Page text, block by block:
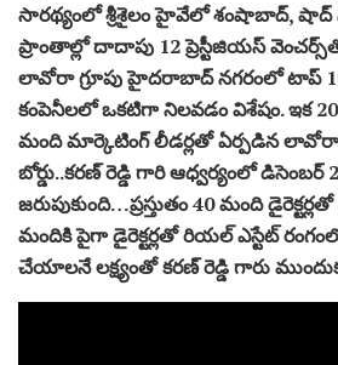
సారథ్యంలో శ్రీశైలం హైవేలో శంషాబాద్, షాద్
ప్రాంతాల్లో దాదాపు 12 ప్రెస్టీజియస్
లావోరా గ్రూపు హైదరాబాద్‌ నగరంలో టాప్
కంపెనీలలో ఒకటిగా నిలవడం విశేషం. ఇక
మంది మార్కెటింగ్ లీడర్లతో ఏర్పడిన లావోరా
బోర్డు..కరణ్ రెడ్డి గారి ఆధ్వర్యంలో డిసెంబర్
జరుపుకుంది…ప్రస్తుతం 40 మంది
మందికి పైగా డైరెక్టర్లతో రియల్ ఎస్టేట్
చేయాలనే లక్ష్యంతో కరణ్ రెడ్డి గారు